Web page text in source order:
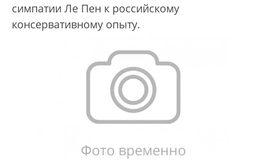
симпатии Ле Пен к российскому
консервативному опыту.